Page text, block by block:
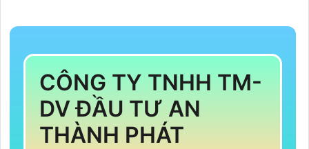
CÔNG TY TNHH TM-
DV ĐẦU TƯ AN
THÀNH PHÁT